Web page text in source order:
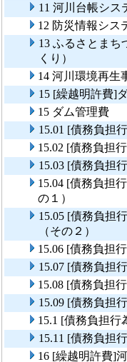
11 河川台帳シス
12 防災情報シス
13 ふるさとまち
くり）
14 河川環境再生
15 [繰越明許費]
15 ダム管理費
15.01 [債務負担
15.02 [債務負担
15.03 [債務負担
15.04 [債務負担
の１）
15.05 [債務負担
（その２）
15.06 [債務負担
15.07 [債務負担
15.08 [債務負担
15.09 [債務負担
15.1 [債務負担
15.11 [債務負担
16 [繰越明許費]